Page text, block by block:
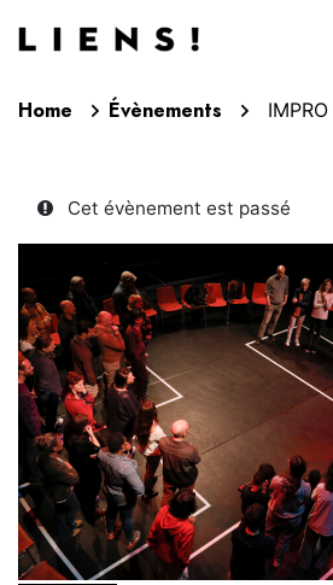
Home Évènements
Cet évènement est passé